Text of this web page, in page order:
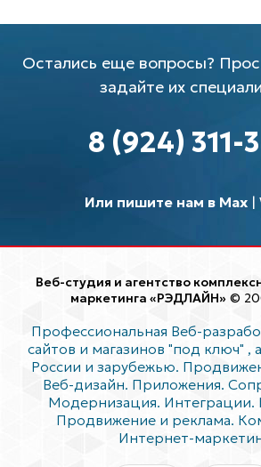
Остались еще вопросы?
задайте их
8 (924) 311-
Или пишите нам в Max|
Веб-студия и агентство
маркетинга «РЭДЛАЙН» ©
Профессиональная Веб-
сайтов и магазинов "под ключ" ,
России и зарубежью.
Веб-дизайн. Приложения.
Модернизация. Интеграции.
Продвижение и реклама.
Интернет-